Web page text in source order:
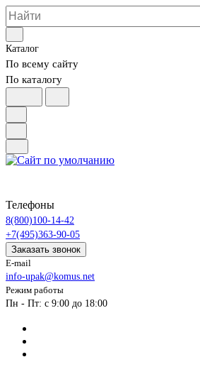
Каталог
По всему сайту
По каталогу
Телефоны
8(800)100-14-42
+7(495)363-90-05
Заказать звонок
E-mail
info-upak@komus.net
Режим работы
Пн - Пт: с 9:00 до 18:00